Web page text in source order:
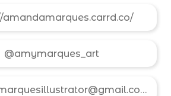
amandamarques.carrd.co/
@amymarques_art
amandamarquesillustrator@gmail.com